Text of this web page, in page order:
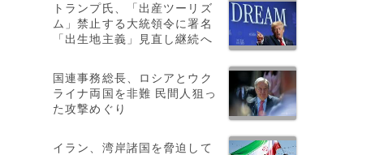
トランプ氏、「出産ツーリズ
ム」禁止する大統領令に署名
「出生地主義」見直し継続へ
国連事務総長、ロシアとウク
ライナ両国を非難 民間人狙っ
た攻撃めぐり
イラン、湾岸諸国を脅迫して